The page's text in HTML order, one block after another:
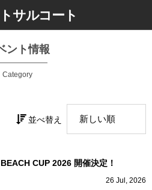
サルコート
ント情報
Category
並べ替え
CUP 2026 開催決定！
26 Jul 2026